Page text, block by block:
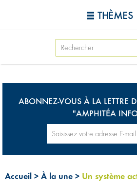
THÈMES
ABONNEZ-VOUS À LA LETTRE
"AMPHITÉA
Accueil > À la une > Un système